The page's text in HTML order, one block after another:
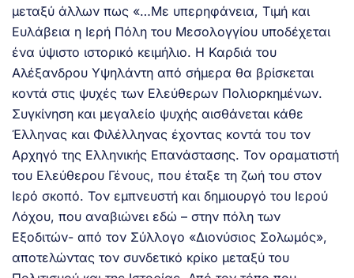
μεταξύ άλλων πως «…Με υπερηφάνεια, Τιμή και
Ευλάβεια η Ιερή Πόλη του Μεσολογγίου υποδέχεται
ένα ύψιστο ιστορικό κειμήλιο. Η Καρδιά του
Αλέξανδρου Υψηλάντη από σήμερα θα βρίσκεται
κοντά στις ψυχές των Ελεύθερων Πολιορκημένων.
Συγκίνηση και μεγαλείο ψυχής αισθάνεται κάθε
Έλληνας και Φιλέλληνας έχοντας κοντά του τον
Αρχηγό της Ελληνικής Επανάστασης. Τον οραματιστή
του Ελεύθερου Γένους, που έταξε τη ζωή του στον
Ιερό σκοπό. Τον εμπνευστή και δημιουργό του Ιερού
Λόχου, που αναβιώνει εδώ – στην πόλη των
Εξοδιτών- από τον Σύλλογο «Διονύσιος Σολωμός»,
αποτελώντας τον συνδετικό κρίκο μεταξύ του